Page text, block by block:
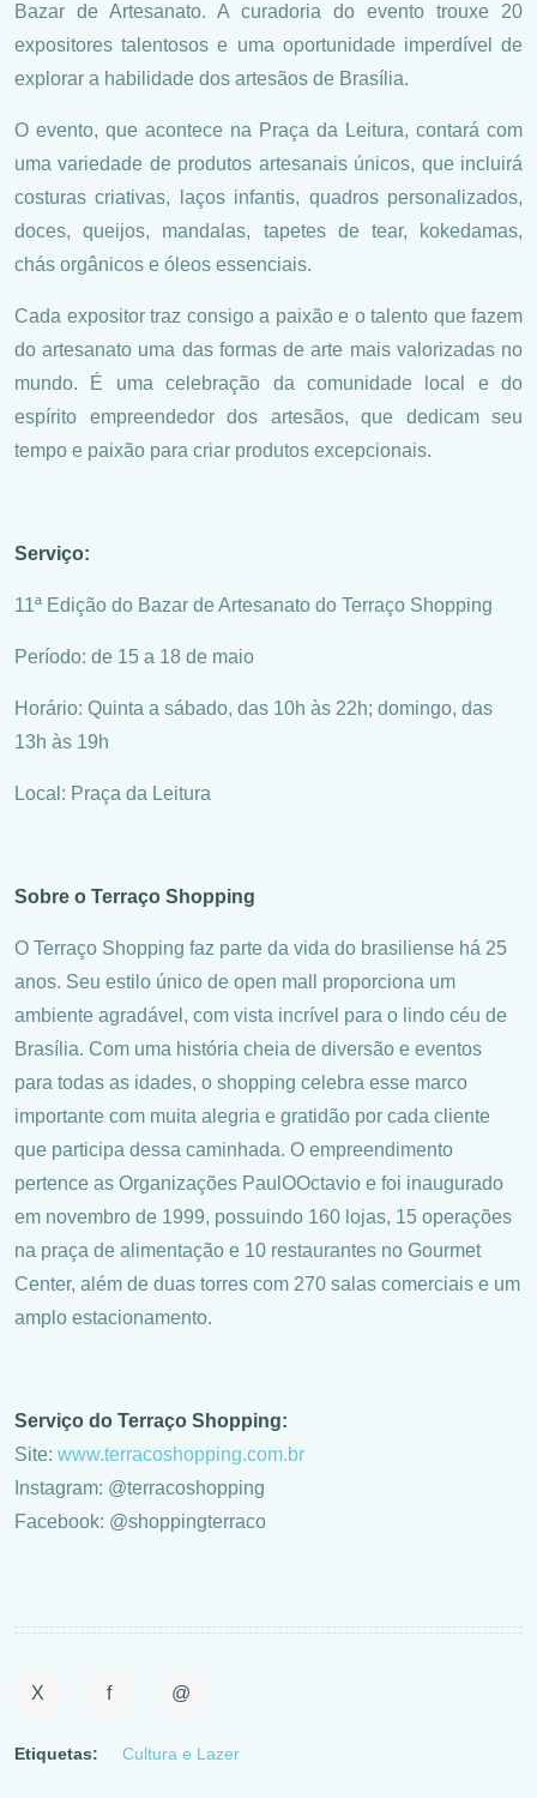
Bazar de Artesanato. A curadoria do evento trouxe 20
expositores talentosos e uma oportunidade imperdível de
explorar a habilidade dos artesãos de Brasília.
O evento, que acontece na Praça da Leitura, contará com
uma variedade de produtos artesanais únicos, que incluirá
costuras criativas, laços infantis, quadros personalizados,
doces, queijos, mandalas, tapetes de tear, kokedamas,
chás orgânicos e óleos essenciais.
Cada expositor traz consigo a paixão e o talento que fazem
do artesanato uma das formas de arte mais valorizadas no
mundo. É uma celebração da comunidade local e do
espírito empreendedor dos artesãos, que dedicam seu
tempo e paixão para criar produtos excepcionais.
Serviço:
11ª Edição do Bazar de Artesanato do Terraço Shopping
Período: de 15 a 18 de maio
Horário: Quinta a sábado, das 10h às 22h; domingo, das
13h às 19h
Local: Praça da Leitura
Sobre o Terraço Shopping
O Terraço Shopping faz parte da vida do brasiliense há 25
anos. Seu estilo único de open mall proporciona um
ambiente agradável, com vista incrível para o lindo céu de
Brasília. Com uma história cheia de diversão e eventos
para todas as idades, o shopping celebra esse marco
importante com muita alegria e gratidão por cada cliente
que participa dessa caminhada. O empreendimento
pertence as Organizações PaulOOctavio e foi inaugurado
em novembro de 1999, possuindo 160 lojas, 15 operações
na praça de alimentação e 10 restaurantes no Gourmet
Center, além de duas torres com 270 salas comerciais e um
amplo estacionamento.
Serviço do Terraço Shopping:
Site: www.terracoshopping.com.br
Instagram: @terracoshopping
Facebook: @shoppingterraco
X f @
Etiquetas: Cultura e Lazer